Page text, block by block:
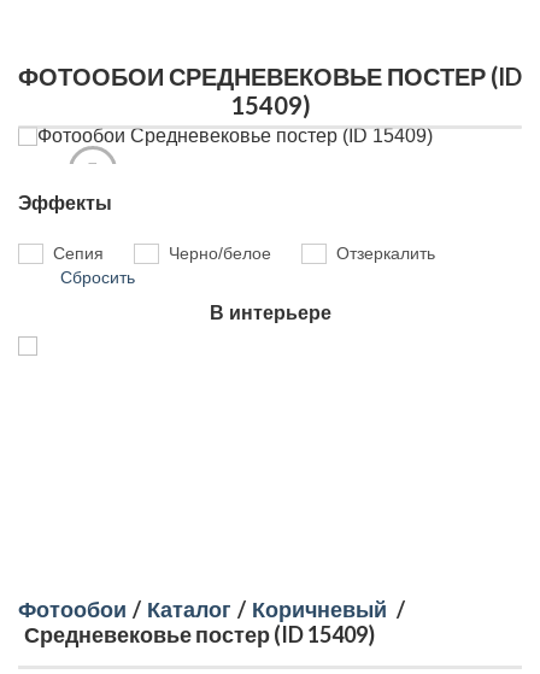
ФОТООБОИ СРЕДНЕВЕКОВЬЕ ПОСТЕР (ID
15409)
Эффекты
Сепия Черно/белое
Отзеркалить
Сбросить
В интерьере
Фотообои / Каталог / Коричневый /
Средневековье постер (ID 15409)